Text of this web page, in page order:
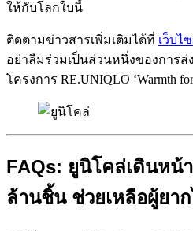
ให้กับโลกใบนี้
ติดตามข่าวสารเพิ่มเติมได้ที่ เว็บไ
อย่าลืมร่วมเป็นส่วนหนึ่งของการ
โครงการ RE.UNIQLO ‘Warmth
FAQs: ยูนิโคล่เดินหน้
ล้านชิ้น ช่วยเหลือผู้ยา